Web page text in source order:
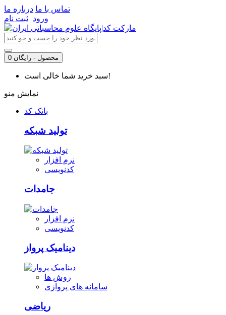
تماس با ما درباره ما
ورود ثبت نام
0 محصول - رایگان
سبد خرید شما خالی است!
نمایش منو
بانک کد
تولید شبکه
نرم افزار
کدنویسی
جامدات
نرم افزار
کدنویسی
دینامیک پرواز
روش ها
سامانه های پروازی
ریاضی